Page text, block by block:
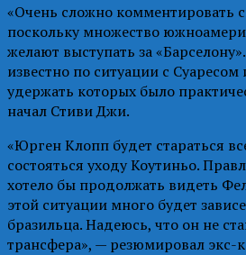
«Очень сложно комментировать
поскольку множество
желают выступать за
известно по ситуации с
удержать которых было
начал Стиви Джи.
«Юрген Клопп будет стараться
состояться уходу Коутиньо.
хотело бы продолжать видеть
этой ситуации много будет
бразильца. Надеюсь, что он не
трансфера», — резюмировал экс-